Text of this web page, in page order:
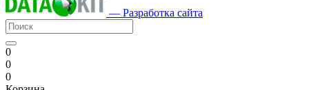
— Разработка сайта
0
0
0